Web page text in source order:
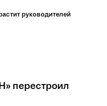
руководителей
перестроил